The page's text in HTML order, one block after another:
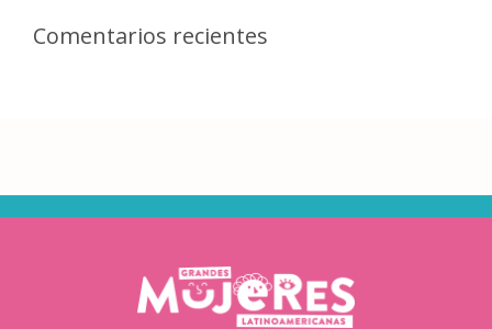
Comentarios recientes